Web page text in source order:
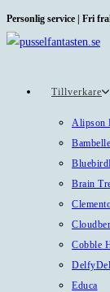
Hoppa
till
Personlig service | Fri
Tillverkare
Alipson
Bambelle
Bluebird
Brain
Cobble
Delfy
Educa